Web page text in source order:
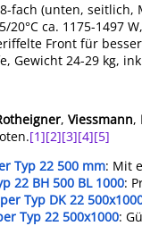
fach (unten,
20°C ca. 1175-1497
Front für
Gewicht 24-29 kg,
, Viessmann,
[1][2][3][4][5]
Typ 22 500 mm: Mit
22 BH 500 BL 1000:
Typ DK 22
Typ 22 500x1000: